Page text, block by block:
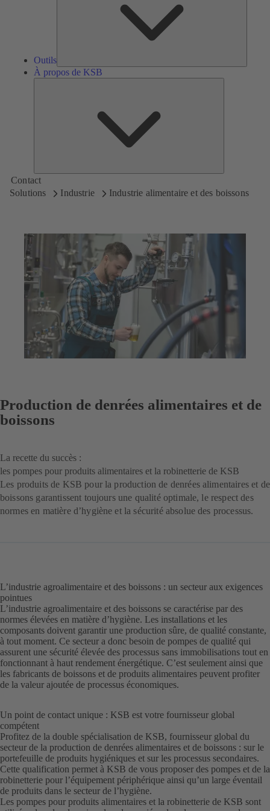
Outils
À propos de KSB
Contact
Solutions
Industrie Industrie alimentaire et des boissons
Production de denrées alimentaires et de
boissons
La recette du succès :
les pompes pour produits alimentaires et la robinetterie de KSB
Les produits de KSB pour la production de denrées alimentaires et de
boissons garantissent toujours une qualité optimale, le respect des
normes en matière d’hygiène et la sécurité absolue des processus.
L’industrie agroalimentaire et des boissons : un secteur aux exigences
pointues
L’industrie agroalimentaire et des boissons se caractérise par des
normes élevées en matière d’hygiène. Les installations et les
composants doivent garantir une production sûre, de qualité constante,
à tout moment. Ce secteur a donc besoin de pompes de qualité qui
assurent une sécurité élevée des processus sans immobilisations tout en
fonctionnant à haut rendement énergétique. C’est seulement ainsi que
les fabricants de boissons et de produits alimentaires peuvent profiter
de la valeur ajoutée de processus économiques.
Un point de contact unique : KSB est votre fournisseur global
compétent
Profitez de la double spécialisation de KSB, fournisseur global du
secteur de la production de denrées alimentaires et de boissons : sur le
portefeuille de produits hygiéniques et sur les processus secondaires.
Cette qualification permet à KSB de vous proposer des pompes et de la
robinetterie pour l’équipement périphérique ainsi qu’un large éventail
de produits dans le secteur de l’hygiène.
Les pompes pour produits alimentaires et la robinetterie de KSB sont